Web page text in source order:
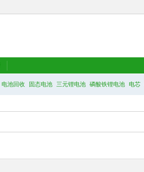
电池回收 固态电池 三元锂电池 磷酸铁锂电池 电芯